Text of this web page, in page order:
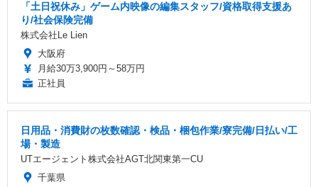
「土日祝休み」ゲーム内映像の編集スタッフ/資格取得支援あ
り/社会保険完備
株式会社Le Lien
大阪府
月給30万3,900円～58万円
正社員
日用品・消費財の枚数確認・検品・梱包作業/寮完備/日払い/工
場・製造
UTエージェント株式会社AGT北関東第一CU
千葉県